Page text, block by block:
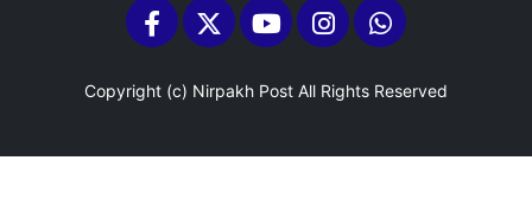
Copyright (c) Nirpakh Post All Rights Reserved